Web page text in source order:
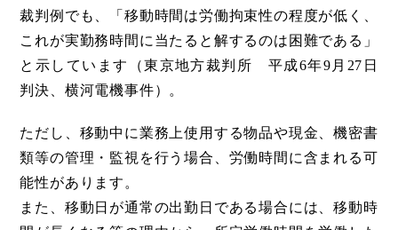
裁判例でも、「移動時間は労働拘束性の程度が低く、
これが実勤務時間に当たると解するのは困難である」
と示しています（東京地方裁判所 平成6年9月27日
判決、横河電機事件）。
ただし、移動中に業務上使用する物品や現金、機密書
類等の管理・監視を行う場合、労働時間に含まれる可
能性があります。
また、移動日が通常の出勤日である場合には、移動時